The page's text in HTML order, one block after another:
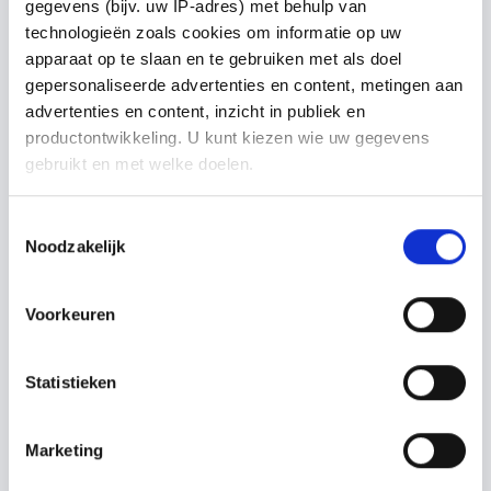
gegevens (bijv. uw IP-adres) met behulp van
technologieën zoals cookies om informatie op uw
apparaat op te slaan en te gebruiken met als doel
gepersonaliseerde advertenties en content, metingen aan
advertenties en content, inzicht in publiek en
productontwikkeling. U kunt kiezen wie uw gegevens
gebruikt en met welke doelen.
Informatie verzamelen over uw geografische locatie,
Uw apparaat identificeren door het actief te scannen
op specifieke eigenschappen (fingerprinting)
verwerkt en stel uw voorkeuren in het
detailgedeelte in.
Noodzakelijk
Voorkeuren
Statistieken
Marketing
Berlijn 492
Een modern klassieke keuken combineert